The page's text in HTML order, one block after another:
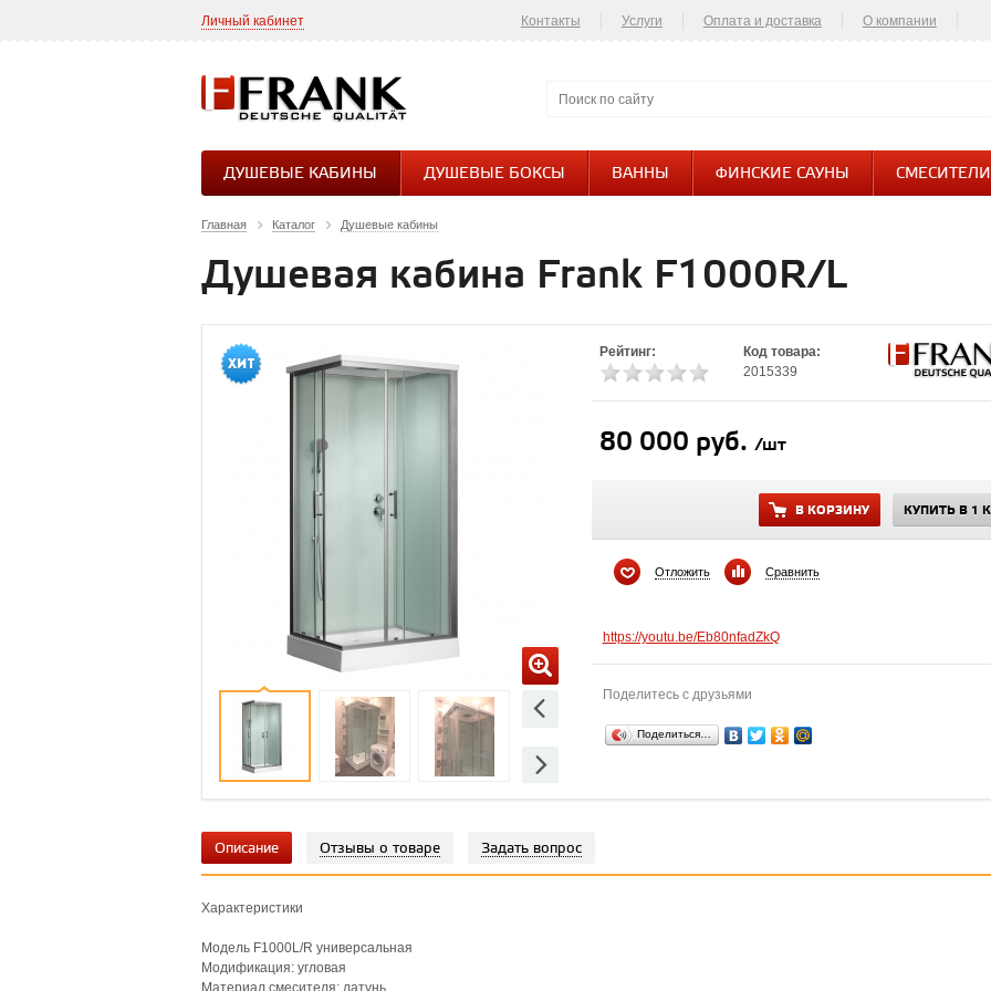
Личный кабинет Контакты Услуги Оплата и доставка О компании
ДУШЕВЫЕ КАБИНЫ ДУШЕВЫЕ БОКСЫ ВАННЫ ФИНСКИЕ САУНЫ СМЕСИТЕЛИ
Главная Каталог Душевые кабины
Душевая кабина Frank F1000R/L
Рейтинг:
Код товара:
2015339
80 000 руб. /шт
В КОРЗИНУ КУПИТЬ В 1
Отложить Сравнить
https://youtu.be/Eb80nfadZkQ
Поделитесь с друзьями
Поделиться…
Описание Отзывы о товаре Задать вопрос
Характеристики
Модель F1000L/R универсальная
Модификация: угловая
Материал смесителя: латунь